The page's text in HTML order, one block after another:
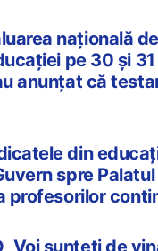
națională
pe 30 și
anunțat că
din
spre
profesorilor
„Voi sunteți de